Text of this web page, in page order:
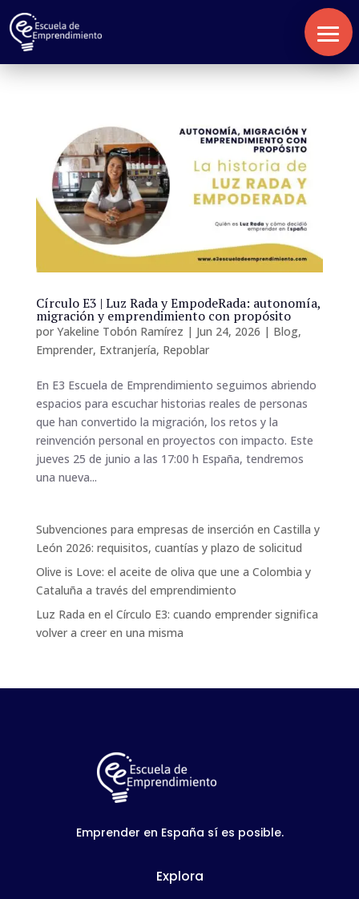
Inicio
Nosotros
Blog
Contacto
Círculo E3 | Luz Rada y EmpodeRada: autonomía,
migración y emprendimiento con propósito
por Yakeline Tobón Ramírez | Jun 24, 2026 | Blog,
Emprender, Extranjería, Repoblar
En E3 Escuela de Emprendimiento seguimos abriendo
espacios para escuchar historias reales de personas
que han convertido la migración, los retos y la
reinvención personal en proyectos con impacto. Este
jueves 25 de junio a las 17:00 h España, tendremos
una nueva...
Subvenciones para empresas de inserción en Castilla y
León 2026: requisitos, cuantías y plazo de solicitud
Olive is Love: el aceite de oliva que une a Colombia y
Cataluña a través del emprendimiento
Luz Rada en el Círculo E3: cuando emprender significa
volver a creer en una misma
Emprender en España sí es posible.
Explora